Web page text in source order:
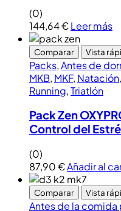
(0)
144,64€Leer más
Comparar Vista
Packs,Antes de
MKB, MKF, Natación,
Running,Triatlón
Pack Zen
Control del
(0)
87,90€Añadir al
Comparar Vista
Antes de la comida